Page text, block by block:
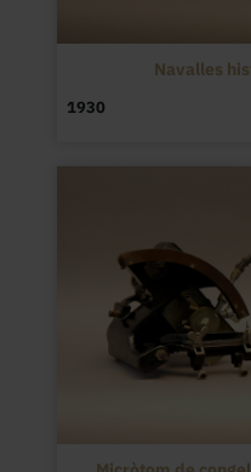
Navalles
1930